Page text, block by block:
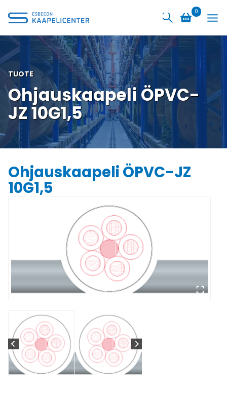
sisältöön
0
TUOTE
Ohjauskaapeli ÖPVC-
JZ 10G1,5
Ohjauskaapeli ÖPVC-JZ
10G1,5